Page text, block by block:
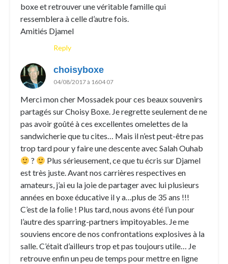
boxe et retrouver une véritable famille qui
ressemblera à celle d’autre fois.
Amitiés Djamel
Reply
choisyboxe
04/08/2017 à 1604 07
Merci mon cher Mossadek pour ces beaux souvenirs
partagés sur Choisy Boxe. Je regrette seulement de ne
pas avoir goûté à ces excellentes omelettes de la
sandwicherie que tu cites… Mais il n’est peut-être pas
trop tard pour y faire une descente avec Salah Ouhab
?
Plus sérieusement, ce que tu écris sur Djamel
est très juste. Avant nos carrières respectives en
amateurs, j’ai eu la joie de partager avec lui plusieurs
années en boxe éducative il y a…plus de 35 ans !!!
C’est de la folie ! Plus tard, nous avons été l’un pour
l’autre des sparring-partners impitoyables. Je me
souviens encore de nos confrontations explosives à la
salle. C’était d’ailleurs trop et pas toujours utile… Je
retrouve enfin un peu de temps pour mettre en ligne